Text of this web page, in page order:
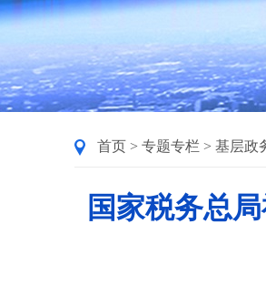
首页 > 专题专栏 > 基层政
国家税务总